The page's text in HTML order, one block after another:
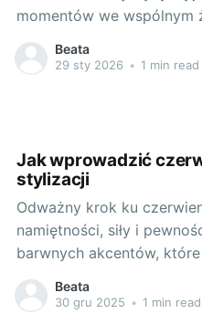
momentów we wspólnym
z najważniejszych
bez wątpienia
Beata
29 sty 2026 • 1 min read
Jak wprowadzić
stylizacji
Odważny krok ku
namiętności, siły i
barwnych akcentów,
codziennym stylizacjom.
garderoby, mimo że
Beata
30 gru 2025 • 1 min read